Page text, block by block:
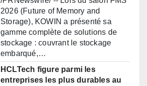
2026 (Future of Memory and
Storage), KOWIN a présenté sa
gamme complète de solutions de
stockage : couvrant le stockage
embarqué,…
HCLTech figure parmi les
entreprises les plus durables au